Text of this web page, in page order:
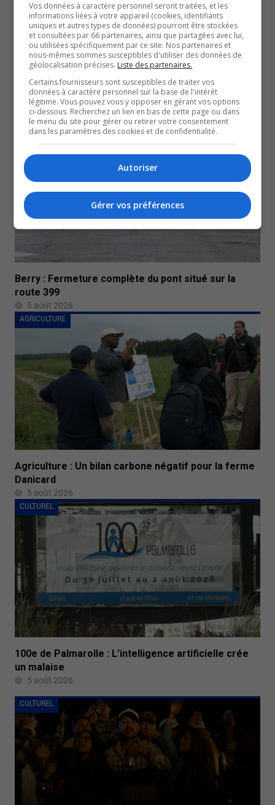
Normétal : La municipalité a annoncé la tenue
d’élections partielles
6 août 2026
NOUVELLES
Berry : Fermeture complète du pont situé sur la
route 399
5 août 2026
AGRICULTURE
Agriculture : Un bilan carbone négatif pour la ferme
Danicard
5 août 2026
CULTUREL
100e de Palmarolle : L’intelligence artificielle crée
un malaise
5 août 2026
CULTUREL
Vos données à caractère personnel seront traitées, et les
informations liées à votre appareil (cookies, identifiants
uniques et autres types de données) pourront être stockées
et consultées par 66 partenaires, ainsi que partagées avec lui,
ou utilisées spécifiquement par ce site. Nos partenaires et
nous-mêmes sommes susceptibles d'utiliser des données de
géolocalisation précises. Liste des partenaires.
Certains fournisseurs sont susceptibles de traiter vos
données à caractère personnel sur la base de l'intérêt
légitime. Vous pouvez vous y opposer en gérant vos options
ci-dessous. Recherchez un lien en bas de cette page ou dans
le menu du site pour gérer ou retirer votre consentement
dans les paramètres des cookies et de confidentialité.
Autoriser
Gérer vos préférences